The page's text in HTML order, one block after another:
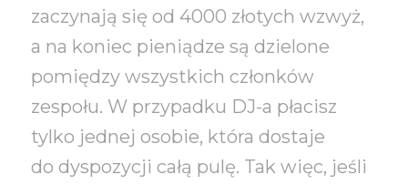
zaczynają się od 4000 złotych wzwyż,
a na koniec pieniądze są dzielone
pomiędzy wszystkich członków
zespołu. W przypadku DJ-a płacisz
tylko jednej osobie, która dostaje
do dyspozycji całą pulę. Tak więc, jeśli